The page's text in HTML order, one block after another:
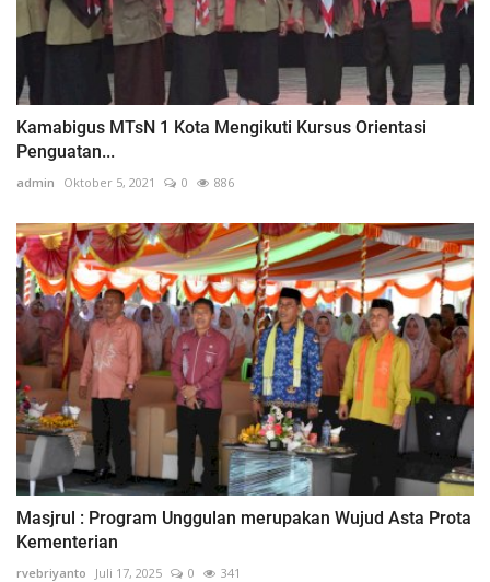
Kamabigus MTsN 1 Kota Mengikuti Kursus Orientasi
Penguatan...
admin Oktober 5, 2021 0 886
Masjrul : Program Unggulan merupakan Wujud Asta Prota
Kementerian
rvebriyanto Juli 17, 2025 0 341